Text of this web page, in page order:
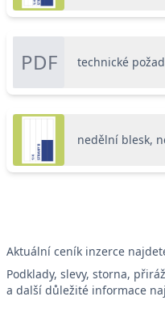
PDF technické
nedělní blesk,
Aktuální ceník inzerce
Podklady, slevy, storna,
a další důležité informace